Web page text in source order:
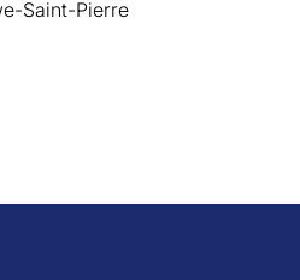
Saint-Pierre